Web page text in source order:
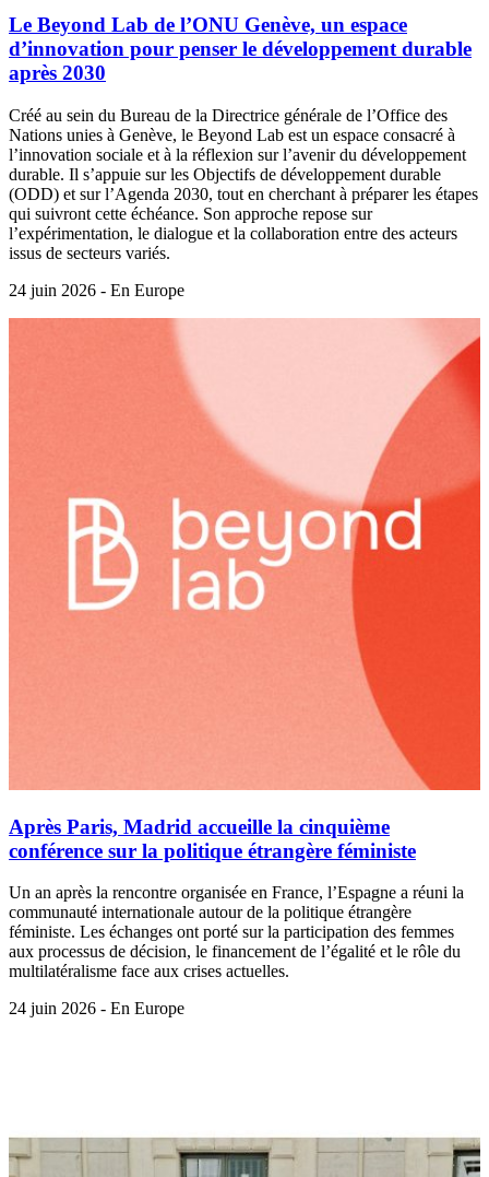
Le Beyond Lab de l’ONU Genève, un espace
d’innovation pour penser le développement durable
après 2030
Créé au sein du Bureau de la Directrice générale de l’Office des
Nations unies à Genève, le Beyond Lab est un espace consacré à
l’innovation sociale et à la réflexion sur l’avenir du développement
durable. Il s’appuie sur les Objectifs de développement durable
(ODD) et sur l’Agenda 2030, tout en cherchant à préparer les étapes
qui suivront cette échéance. Son approche repose sur
l’expérimentation, le dialogue et la collaboration entre des acteurs
issus de secteurs variés.
24 juin 2026 - En Europe
Après Paris, Madrid accueille la cinquième
conférence sur la politique étrangère féministe
Un an après la rencontre organisée en France, l’Espagne a réuni la
communauté internationale autour de la politique étrangère
féministe. Les échanges ont porté sur la participation des femmes
aux processus de décision, le financement de l’égalité et le rôle du
multilatéralisme face aux crises actuelles.
24 juin 2026 - En Europe